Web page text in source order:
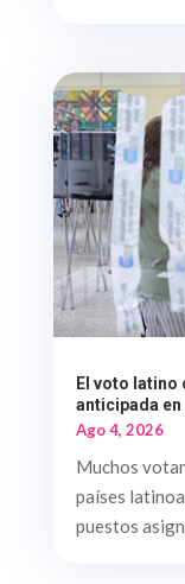
El voto
anticipada
Ago 4, 2026
Muchos
países
puestos